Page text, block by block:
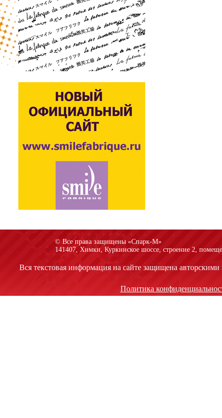
© Все права защищены «Спарк-M»
141407, Химки, Куркинское шоссе, строение 2,
Вся текстовая информация на сайте защищена
Политика